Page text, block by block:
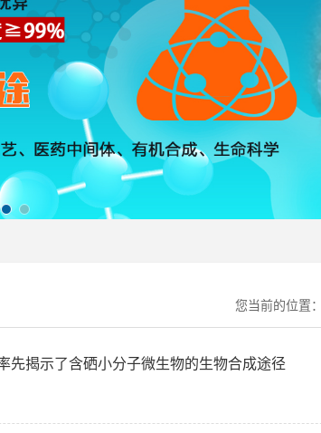
您当前的位置：
先揭示了含硒小分子微生物的生物合成途径